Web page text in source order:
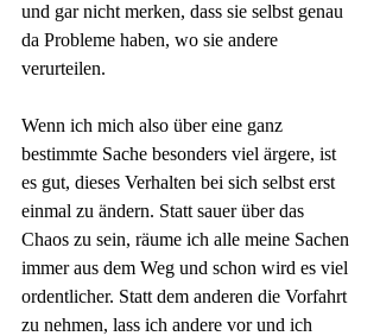
und gar nicht merken, dass sie selbst genau
da Probleme haben, wo sie andere
verurteilen.
Wenn ich mich also über eine ganz
bestimmte Sache besonders viel ärgere, ist
es gut, dieses Verhalten bei sich selbst erst
einmal zu ändern. Statt sauer über das
Chaos zu sein, räume ich alle meine Sachen
immer aus dem Weg und schon wird es viel
ordentlicher. Statt dem anderen die Vorfahrt
zu nehmen, lass ich andere vor und ich